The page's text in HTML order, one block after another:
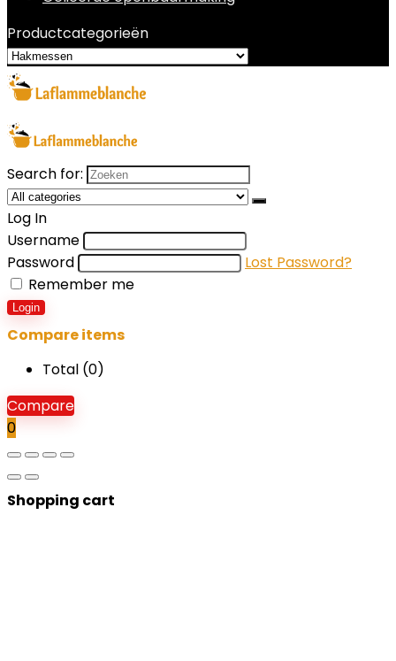
Productcategorieën
Search for:
Log In
Username
Password
Lost Password?
Remember me
Login
Compare items
Total (0)
Compare
0
Shopping cart